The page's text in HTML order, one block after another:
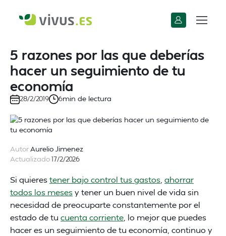
5 razones por las que deberías
hacer un seguimiento de tu
economía
28/2/2019 6min de lectura
AutorAurelio Jimenez
Actualizado17/2/2026
Si quierestener bajo control tus gastos ahorrar
todos los mesesy tener un buen nivel de vida sin
necesidad de preocuparte constantemente por el
estado de tu cuenta corriente , lo mejor que puedes
hacer es un seguimiento de tu economía, continuo y